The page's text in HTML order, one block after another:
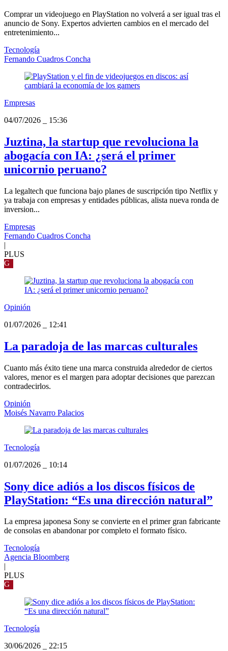
Comprar un videojuego en PlayStation no volverá a ser igual tras el
anuncio de Sony. Expertos advierten cambios en el mercado del
entretenimiento...
Tecnología
Fernando Cuadros Concha
Empresas
04/07/2026
15:36
Juztina, la startup que revoluciona la
abogacía con IA: ¿será el primer
unicornio peruano?
La legaltech que funciona bajo planes de suscripción tipo Netflix y
ya trabaja con empresas y entidades públicas, alista nueva ronda de
inversion...
Empresas
Fernando Cuadros Concha
|
PLUS
G
Opinión
01/07/2026
12:41
La paradoja de las marcas culturales
Cuanto más éxito tiene una marca construida alrededor de ciertos
valores, menor es el margen para adoptar decisiones que parezcan
contradecirlos.
Opinión
Moisés Navarro Palacios
Tecnología
01/07/2026
10:14
Sony dice adiós a los discos físicos de
PlayStation: “Es una dirección natural”
La empresa japonesa Sony se convierte en el primer gran fabricante
de consolas en abandonar por completo el formato físico.
Tecnología
Agencia Bloomberg
PLUS
G
Tecnología
30/06/2026
22:15